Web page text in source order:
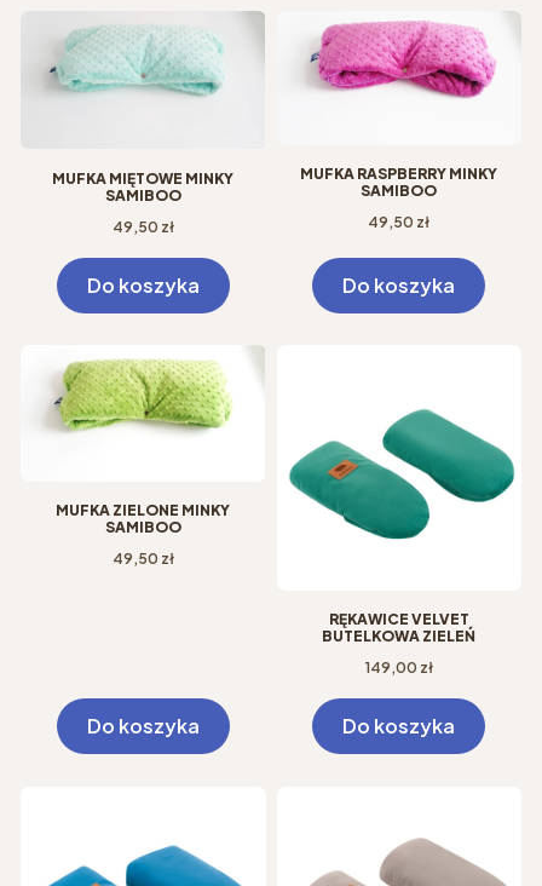
MUFKA MIĘTOWE MINKY
SAMIBOO
Cena
49,50 zł
Do koszyka
MUFKA RASPBERRY MINKY
SAMIBOO
Cena
49,50 zł
Do koszyka
MUFKA ZIELONE MINKY
SAMIBOO
Cena
49,50 zł
Do koszyka
RĘKAWICE VELVET
BUTELKOWA ZIELEŃ
Cena
149,00 zł
Do koszyka